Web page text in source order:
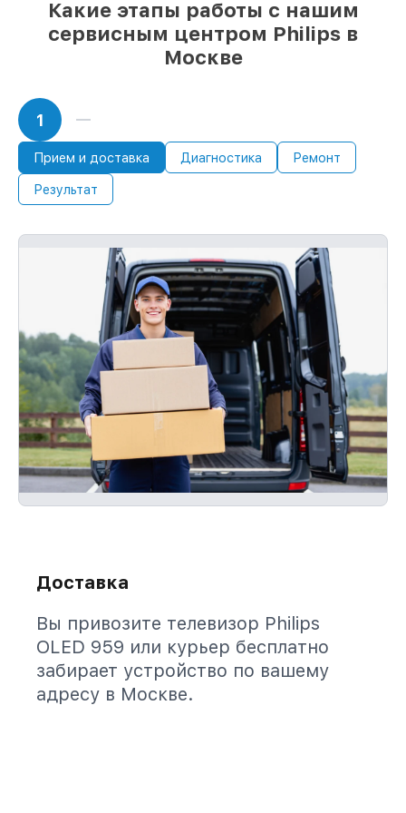
Какие этапы работы с нашим
сервисным центром Philips в
Москве
1
Прием и доставка Диагностика Ремонт
Результат
Доставка
Вы привозите телевизор Philips
OLED 959 или курьер бесплатно
забирает устройство по вашему
адресу в Москве.